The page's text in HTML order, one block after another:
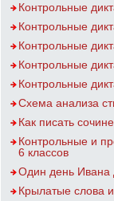
Контрольные
Контрольные
Контрольные
Контрольные
Контрольные
Схема анализа
Как писать
Контрольные и
6 классов
Один день Ивана
Крылатые слова